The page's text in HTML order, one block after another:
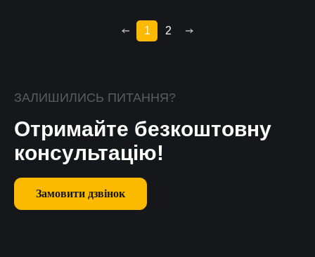
1 2
ЗАЛИШИЛИСЬ ПИТАННЯ?
Отримайте безкоштовну
консультацію!
Замовити дзвінок